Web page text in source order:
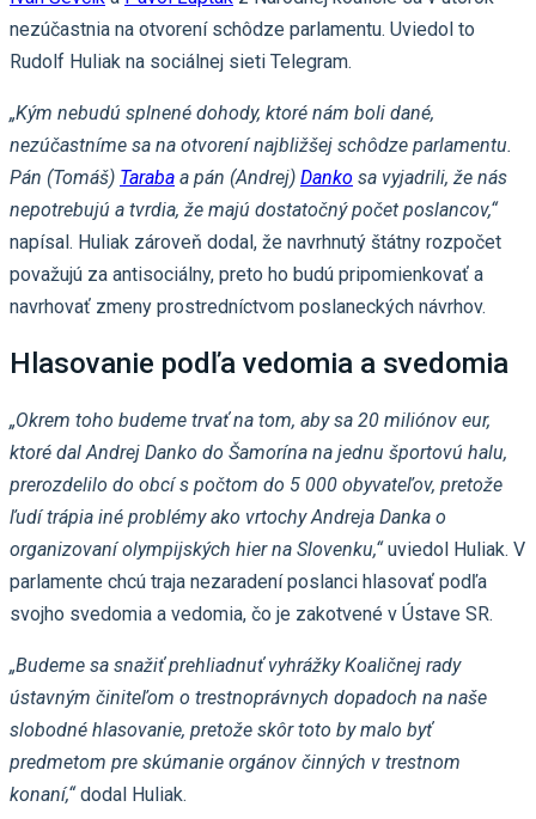
nezúčastnia na otvorení schôdze parlamentu. Uviedol to
Rudolf Huliak na sociálnej sieti Telegram.
„Kým nebudú splnené dohody, ktoré nám boli dané,
nezúčastníme sa na otvorení najbližšej schôdze parlamentu.
Pán (Tomáš) Taraba a pán (Andrej) Danko sa vyjadrili, že nás
nepotrebujú a tvrdia, že majú dostatočný počet poslancov,“
napísal. Huliak zároveň dodal, že navrhnutý štátny rozpočet
považujú za antisociálny, preto ho budú pripomienkovať a
navrhovať zmeny prostredníctvom poslaneckých návrhov.
Hlasovanie podľa vedomia a svedomia
„Okrem toho budeme trvať na tom, aby sa 20 miliónov eur,
ktoré dal Andrej Danko do Šamorína na jednu športovú halu,
prerozdelilo do obcí s počtom do 5 000 obyvateľov, pretože
ľudí trápia iné problémy ako vrtochy Andreja Danka o
organizovaní olympijských hier na Slovenku,“uviedol Huliak. V
parlamente chcú traja nezaradení poslanci hlasovať podľa
svojho svedomia a vedomia, čo je zakotvené v Ústave SR.
„Budeme sa snažiť prehliadnuť vyhrážky Koaličnej rady
ústavným činiteľom o trestnoprávnych dopadoch na naše
slobodné hlasovanie, pretože skôr toto by malo byť
predmetom pre skúmanie orgánov činných v trestnom
konaní,“dodal Huliak.